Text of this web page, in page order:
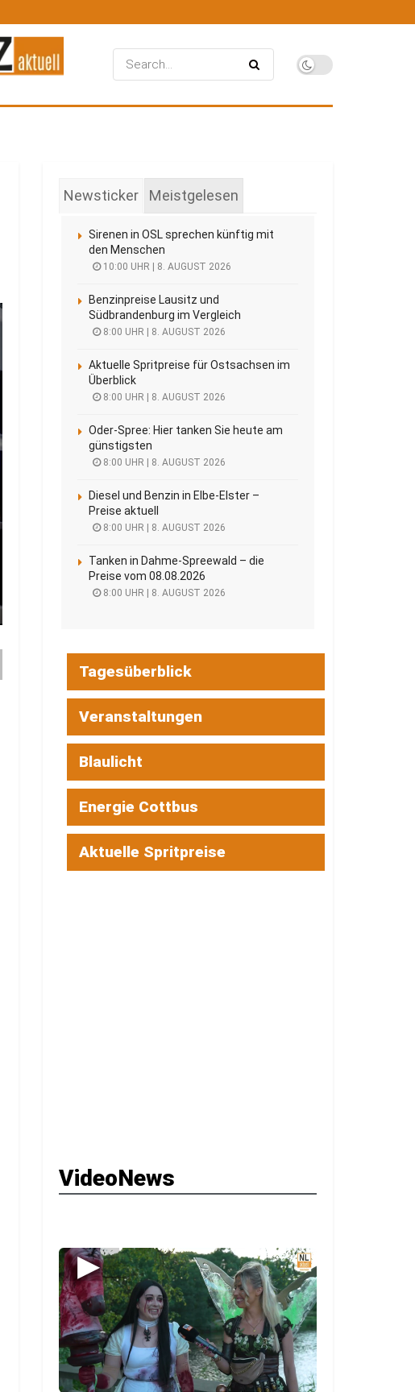
Newsticker Meistgelesen
Sirenen in OSL sprechen künftig mit
den Menschen
10:00 UHR | 8. AUGUST 2026
Benzinpreise Lausitz und
Südbrandenburg im Vergleich
8:00 UHR | 8. AUGUST 2026
Aktuelle Spritpreise für Ostsachsen im
Überblick
8:00 UHR | 8. AUGUST 2026
Oder-Spree: Hier tanken Sie heute am
günstigsten
8:00 UHR | 8. AUGUST 2026
Diesel und Benzin in Elbe-Elster –
Preise aktuell
8:00 UHR | 8. AUGUST 2026
Tanken in Dahme-Spreewald – die
Preise vom 08.08.2026
8:00 UHR | 8. AUGUST 2026
Tagesüberblick
Veranstaltungen
Blaulicht
Energie Cottbus
Aktuelle Spritpreise
VideoNews
▶